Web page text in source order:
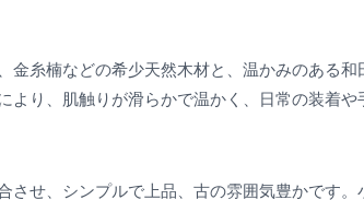
糸楠などの希少天然木材と、温かみのある
り、肌触りが滑らかで温かく、日常の装着や
せ、シンプルで上品、古の雰囲気豊かです